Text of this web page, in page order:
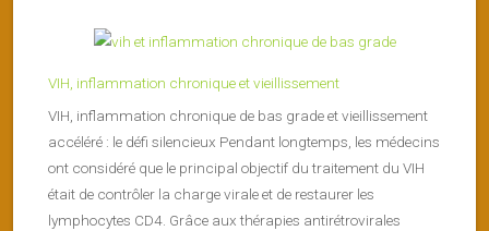
VIH, inflammation chronique et vieillissement
VIH, inflammation chronique de bas grade et vieillissement
accéléré : le défi silencieux Pendant longtemps, les médecins
ont considéré que le principal objectif du traitement du VIH
était de contrôler la charge virale et de restaurer les
lymphocytes CD4. Grâce aux thérapies antirétrovirales